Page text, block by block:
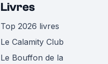
Livres
Top 2026 livres
Le Calamity Club
Le Bouffon de la